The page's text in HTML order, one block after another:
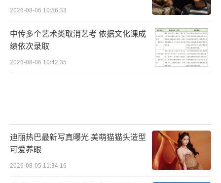
2026-08-06 10:56:33
中传多个艺术类取消艺考 依据文化课成
绩依次录取
2026-08-06 10:42:35
迪丽热巴最新写真曝光 美萌猫猫头造型
可爱养眼
2026-08-05 11:34:16